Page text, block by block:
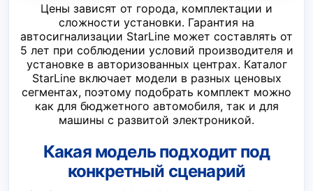
Цены зависят от города, комплектации и
сложности установки. Гарантия на
автосигнализации StarLine может составлять от
5 лет при соблюдении условий производителя и
установке в авторизованных центрах. Каталог
StarLine включает модели в разных ценовых
сегментах, поэтому подобрать комплект можно
как для бюджетного автомобиля, так и для
машины с развитой электроникой.
Какая модель подходит под
конкретный сценарий